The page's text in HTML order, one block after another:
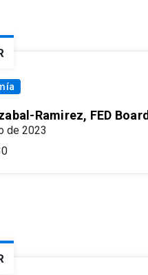
Ramirez, FED Board
de 2023